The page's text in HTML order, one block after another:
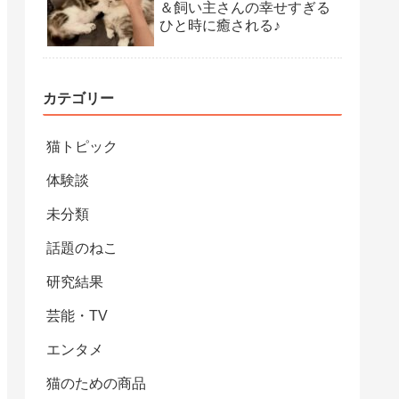
＆飼い主さんの幸せすぎる
ひと時に癒される♪
カテゴリー
猫トピック
体験談
未分類
話題のねこ
研究結果
芸能・TV
エンタメ
猫のための商品